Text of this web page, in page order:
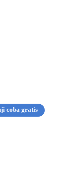
coba gratis